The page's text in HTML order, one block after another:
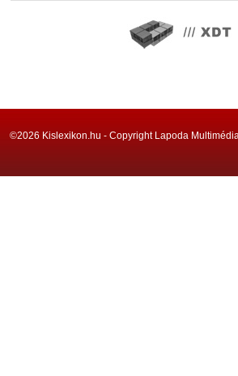
©2026 Kislexikon.hu - Copyright Lapoda